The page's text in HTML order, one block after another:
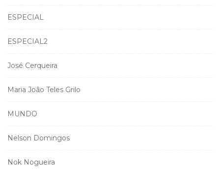
ESPECIAL
ESPECIAL2
José Cerqueira
Maria João Teles Grilo
MUNDO
Nelson Domingos
Nok Nogueira